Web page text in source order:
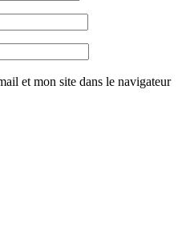
et mon site dans le navigateur